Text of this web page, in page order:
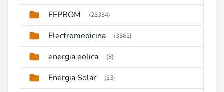
EEPROM (23354)
Electromedicina (3562)
energia eolica (8)
Energia Solar (33)